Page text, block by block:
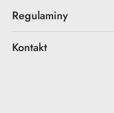
Regulaminy
Kontakt